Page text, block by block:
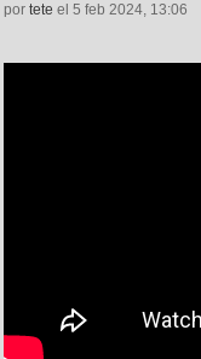
por tete el 5 feb 2024, 13:06